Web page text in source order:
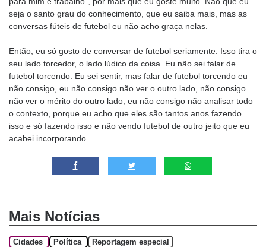
seja o santo grau do conhecimento, que eu saiba mais, mas as
conversas fúteis de futebol eu não acho graça nelas.
Então, eu só gosto de conversar de futebol seriamente. Isso tira o
seu lado torcedor, o lado lúdico da coisa. Eu não sei falar de
futebol torcendo. Eu sei sentir, mas falar de futebol torcendo eu
não consigo, eu não consigo não ver o outro lado, não consigo
não ver o mérito do outro lado, eu não consigo não analisar todo
o contexto, porque eu acho que eles são tantos anos fazendo
isso e só fazendo isso e não vendo futebol de outro jeito que eu
acabei incorporando.
Mais Notícias
Cidades Política Reportagem especial